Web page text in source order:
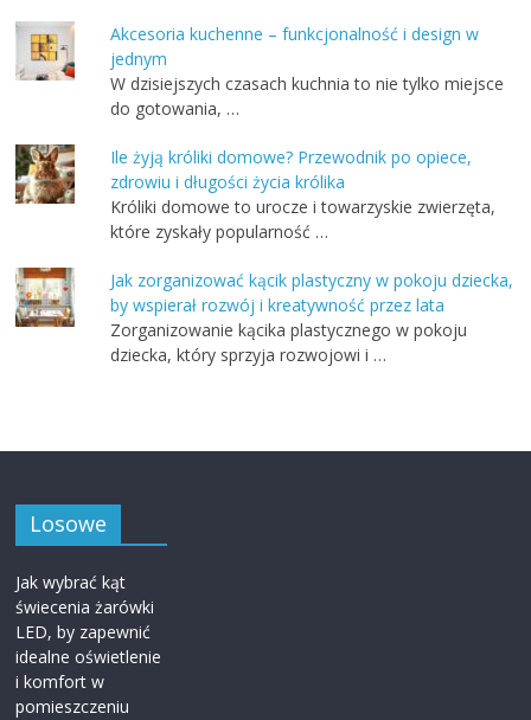
Akcesoria kuchenne – funkcjonalność i design w
jednym
W dzisiejszych czasach kuchnia to nie tylko miejsce
do gotowania, …
Ile żyją króliki domowe? Przewodnik po opiece,
zdrowiu i długości życia królika
Króliki domowe to urocze i towarzyskie zwierzęta,
które zyskały popularność …
Jak zorganizować kącik plastyczny w pokoju dziecka,
by wspierał rozwój i kreatywność przez lata
Zorganizowanie kącika plastycznego w pokoju
dziecka, który sprzyja rozwojowi i …
Losowe
Jak wybrać kąt
świecenia żarówki
LED, by zapewnić
idealne oświetlenie
i komfort w
pomieszczeniu